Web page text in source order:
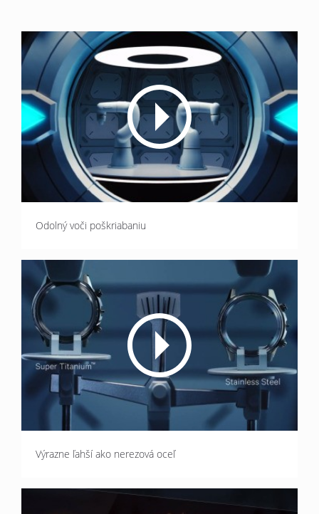
Odolný voči poškriabaniu
Výrazne ľahší ako nerezová oceľ